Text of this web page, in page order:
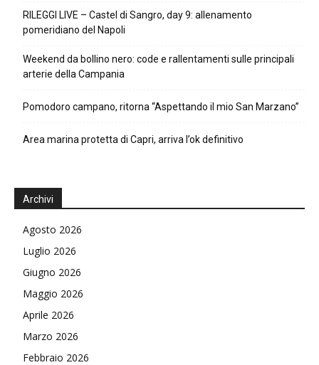
RILEGGI LIVE – Castel di Sangro, day 9: allenamento
pomeridiano del Napoli
Weekend da bollino nero: code e rallentamenti sulle principali
arterie della Campania
Pomodoro campano, ritorna “Aspettando il mio San Marzano”
Area marina protetta di Capri, arriva l’ok definitivo
Archivi
Agosto 2026
Luglio 2026
Giugno 2026
Maggio 2026
Aprile 2026
Marzo 2026
Febbraio 2026